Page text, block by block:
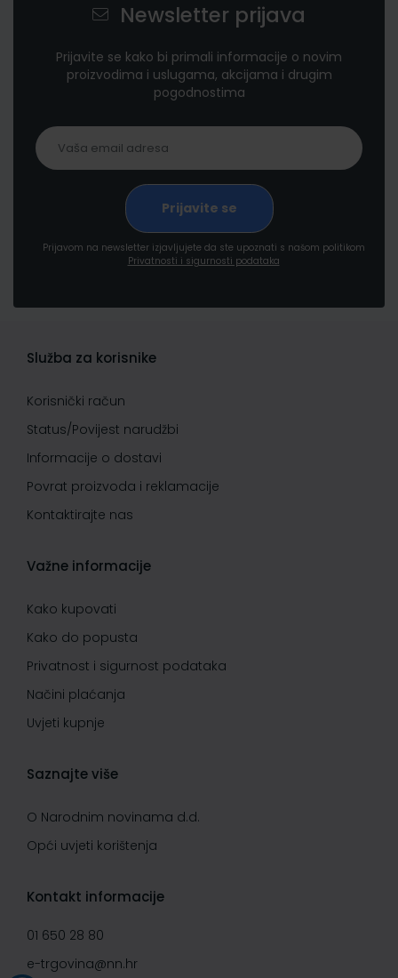
Newsletter prijava
Prijavite se kako bi primali informacije o novim
proizvodima i uslugama, akcijama i drugim
pogodnostima
Prijavom na newsletter izjavljujete da ste upoznati s našom politikom
Privatnosti i sigurnosti podataka
Služba za korisnike
Korisnički račun
Status/Povijest narudžbi
Informacije o dostavi
Povrat proizvoda i reklamacije
Kontaktirajte nas
Važne informacije
Kako kupovati
Kako do popusta
Privatnost i sigurnost podataka
Načini plaćanja
Uvjeti kupnje
Saznajte više
O Narodnim novinama d.d.
Opći uvjeti korištenja
Kontakt informacije
01 650 28 80
e-trgovina@nn.hr